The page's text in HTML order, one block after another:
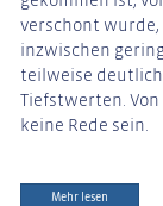
verschont wurde,
inzwischen
teilweise
Tiefstwerten.
keine Rede sein.
Mehr lesen